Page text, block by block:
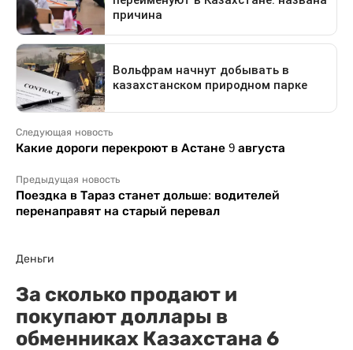
Следующая новость
Какие дороги перекроют в Астане 9 августа
Предыдущая новость
Поездка в Тараз станет дольше: водителей
перенаправят на старый перевал
Деньги
За сколько продают и
покупают доллары в
обменниках Казахстана 6